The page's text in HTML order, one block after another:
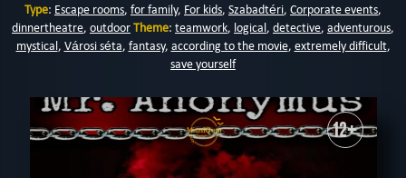
Type: Escape rooms, for family, For kids, Szabadtéri, Corporate events,
dinnertheatre, outdoorTheme: teamwork, logical, detective, adventurous,
mystical, Városi séta, fantasy, according to the movie, extremely difficult,
save yourself
12+